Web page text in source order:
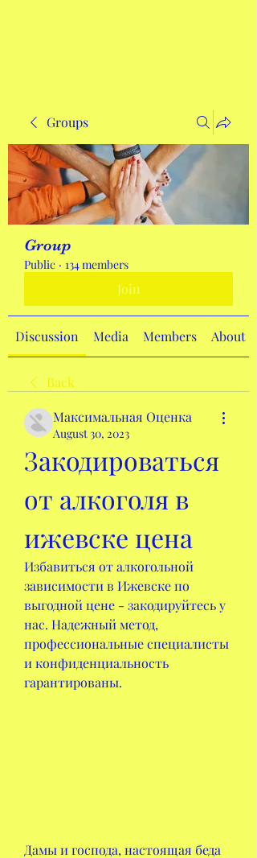
Groups
Group
Public · 134 members
Join
Discussion Media Members About
Back
Максимальная Оценка
August 30, 2023
Закодироваться
от алкоголя в
ижевске цена
Избавиться от алкогольной
зависимости в Ижевске по
выгодной цене - закодируйтесь у
нас. Надежный метод,
профессиональные специалисты
и конфиденциальность
гарантированы.
Дамы и господа, настоящая беда